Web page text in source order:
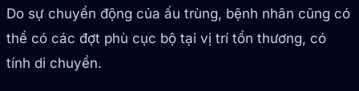
Do sự chuyển động của ấu trùng, bệnh nhân cũng có
thể có các đợt phù cục bộ tại vị trí tổn thương, có
tính di chuyển.